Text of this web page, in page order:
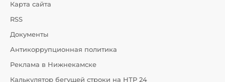
Карта сайта
RSS
Документы
Антикоррупционная политика
Реклама в Нижнекамске
Калькулятор бегущей строки на НТР 24